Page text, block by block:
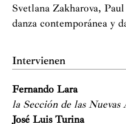
Svetlana Zakharova,
danza contemporánea y
Intervienen
Fernando
la Sección de las Nuevas
José Luis